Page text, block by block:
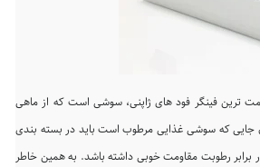
ترین فینگر فود های ژاپنی، سوشی است که از ماهی
جایی که سوشی غذایی مرطوب است باید در بسته بندی
برابر رطوبت مقاومت خوبی داشته باشد. به همین خاطر